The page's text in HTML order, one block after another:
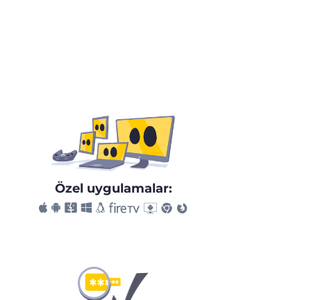
Özel uygulamalar: